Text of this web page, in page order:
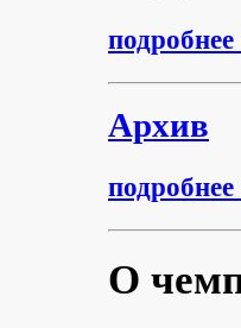
подробнее
Архив
подробнее
О